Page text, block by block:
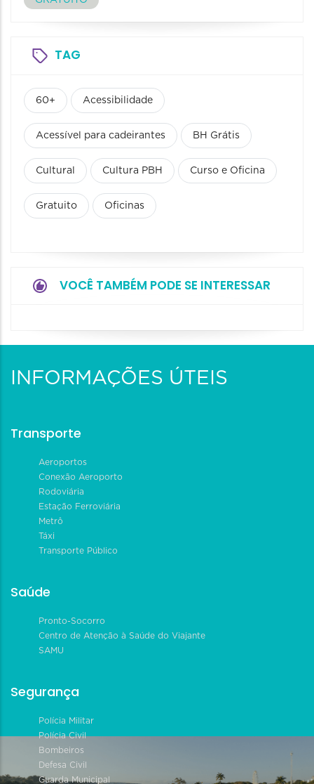
TAG
60+ Acessibilidade
Acessível para cadeirantes BH Grátis
Cultural Cultura PBH Curso e Oficina
Gratuito Oficinas
VOCÊ TAMBÉM PODE SE INTERESSAR
INFORMAÇÕES ÚTEIS
Transporte
Aeroportos
Conexão Aeroporto
Rodoviária
Estação Ferroviária
Metrô
Táxi
Transporte Público
Saúde
Pronto-Socorro
Centro de Atenção à Saúde do Viajante
SAMU
Segurança
Polícia Militar
Polícia Civil
Bombeiros
Defesa Civil
Guarda Municipal